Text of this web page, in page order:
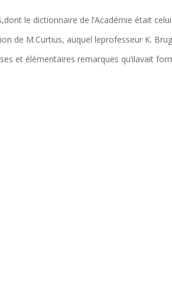
le dictionnaire de l’Académie était
de M.Curtius, auquel leprofesseur K.
et élémentaires remarques qu’ilavait